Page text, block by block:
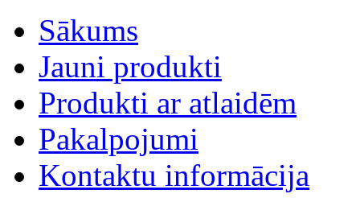
Sākums
Jauni produkti
Produkti ar atlaidēm
Pakalpojumi
Kontaktu informācija